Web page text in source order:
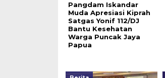
Pangdam Iskandar
Muda Apresiasi Kiprah
Satgas Yonif 112/DJ
Bantu Kesehatan
Warga Puncak Jaya
Papua